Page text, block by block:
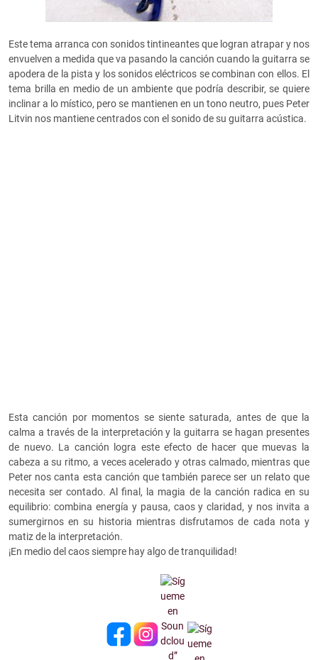
Este tema arranca con sonidos tintineantes que logran atrapar y nos
envuelven a medida que va pasando la canción cuando la guitarra se
apodera de la pista y los sonidos eléctricos se combinan con ellos. El
tema brilla en medio de un ambiente que podría describir, se quiere
inclinar a lo místico, pero se mantienen en un tono neutro, pues Peter
Litvin nos mantiene centrados con el sonido de su guitarra acústica.
Esta canción por momentos se siente saturada, antes de que la
calma a través de la interpretación y la guitarra se hagan presentes
de nuevo. La canción logra este efecto de hacer que muevas la
cabeza a su ritmo, a veces acelerado y otras calmado, mientras que
Peter nos canta esta canción que también parece ser un relato que
necesita ser contado. Al final, la magia de la canción radica en su
equilibrio: combina energía y pausa, caos y claridad, y nos invita a
sumergirnos en su historia mientras disfrutamos de cada nota y
matiz de la interpretación.
¡En medio del caos siempre hay algo de tranquilidad!